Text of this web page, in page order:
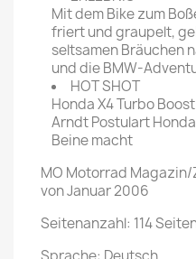
Mit dem Bike zum
friert und graupelt,
seltsamen Bräuchen
und die BMW-
HOT SHOT
Honda X4 Turbo
Arndt Postulart
Beine macht
MO Motorrad
von Januar 2006
Seitenanzahl: 114